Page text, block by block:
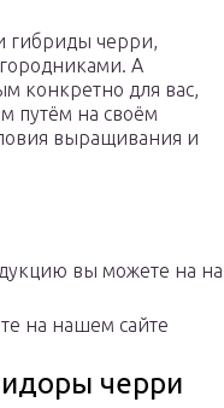
гибриды черри,
А
конкретно для вас,
путём на своём
выращивания и
вы можете на
на нашем сайте
черри